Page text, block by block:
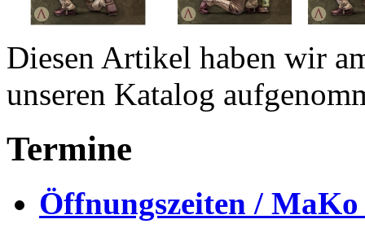
Diesen Artikel haben wir
unseren Katalog
Termine
Öffnungszeiten /